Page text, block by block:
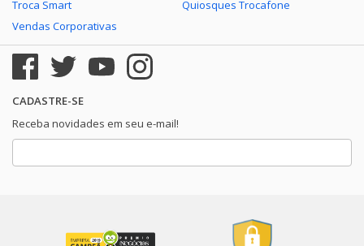
Troca Smart
Quiosques Trocafone
Vendas Corporativas
CADASTRE-SE
Receba novidades em seu e-mail!